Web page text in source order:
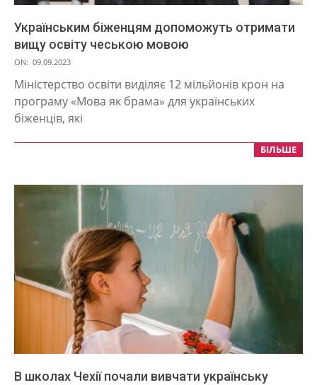
Українським біженцям допоможуть отримати
вищу освіту чеською мовою
2023-
09-
ON: 09.09.2023
Міністерство освіти виділяє 12 мільйонів крон на
програму «Мова як брама» для українських
біженців, які
БІЛЬШЕ
В школах Чехії почали вивчати українську